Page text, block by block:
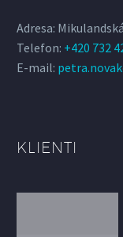
Adresa:
Telefon: +420 732
E-mail:
KLIENTI